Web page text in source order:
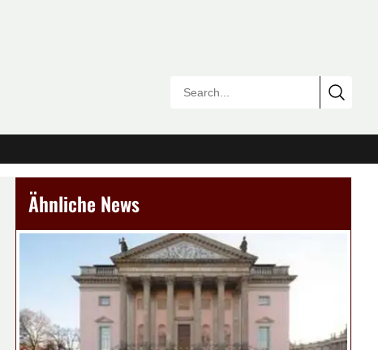
Ähnliche News